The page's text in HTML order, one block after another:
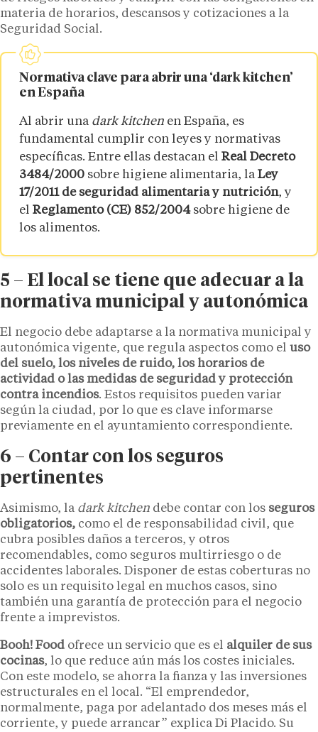
materia de horarios, descansos y cotizaciones a la
Seguridad Social.
Normativa clave para abrir una ‘dark kitchen’
en España
Al abrir una dark kitchen en España, es
fundamental cumplir con leyes y normativas
específicas. Entre ellas destacan el Real Decreto
3484/2000 sobre higiene alimentaria, la Ley
17/2011 de seguridad alimentaria y nutrición, y
el Reglamento (CE) 852/2004sobre higiene de
los alimentos.
5 – El local se tiene que adecuar a la
normativa municipal y autonómica
El negocio debe adaptarse a la normativa municipal y
autonómica vigente, que regula aspectos como el uso
del suelo, los niveles de ruido, los horarios de
actividad o las medidas de seguridad y protección
contra incendios. Estos requisitos pueden variar
según la ciudad, por lo que es clave informarse
previamente en el ayuntamiento correspondiente.
6 – Contar con los seguros
pertinentes
Asimismo, la dark kitchen debe contar con los seguros
obligatorios, como el de responsabilidad civil, que
cubra posibles daños a terceros, y otros
recomendables, como seguros multirriesgo o de
accidentes laborales. Disponer de estas coberturas no
solo es un requisito legal en muchos casos, sino
también una garantía de protección para el negocio
frente a imprevistos.
Booh! Food ofrece un servicio que es el alquiler de sus
cocinas, lo que reduce aún más los costes iniciales.
Con este modelo, se ahorra la fianza y las inversiones
estructurales en el local. “El emprendedor,
normalmente, paga por adelantado dos meses más el
corriente, y puede arrancar” explica Di Placido. Su